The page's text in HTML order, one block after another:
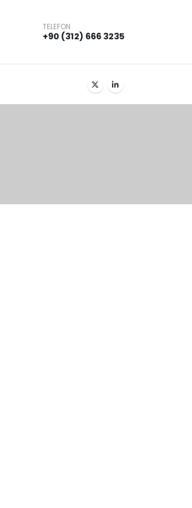
TELEFON
+90 (312) 666 3235